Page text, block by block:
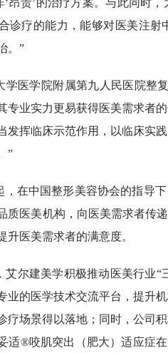
‘昂贵’的治疗方案。与此同时
诊疗的能力，能够对医美注射
。”
学医学院附属第九人民医院整
专业实力更易获得医美需求者
发挥临床示范作用，以临床实
”
，在中国整形美容协会的指导
质医美机构，向医美需求者传
升医美需求者的满意度。
艾尔建美学积极推动医美行业
业的医学技术交流平台，提升
疗场景得以落地；同时，公司
适®咬肌突出（肥大）适应症